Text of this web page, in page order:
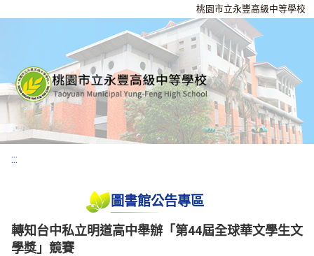
桃園市立永豐高級中等學校
:::
圖書館公告專區
轉知台中私立明道高中舉辦「第44屆全球華文學生文
學獎」競賽